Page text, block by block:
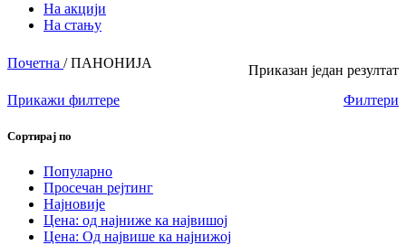
На акцији
На стању
Почетна / ПАНОНИЈА
Приказан један резултат
Прикажи филтере
Филтери
Сортирај по
Популарно
Просечан рејтинг
Најновије
Цена: од најниже ка највишој
Цена: Од највише ка најнижој